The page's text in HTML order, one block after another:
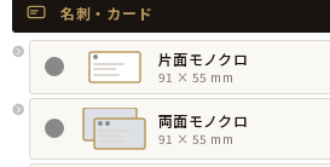
名刺・カード
片面モノクロ
91 × 55 mm
両面モノクロ
91 × 55 mm